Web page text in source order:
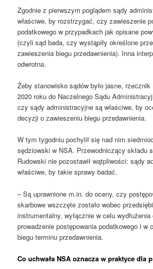
Zgodnie z pierwszym poglądem sądy
właściwe, by rozstrzygać, czy zawieszenie
podatkowego w przypadkach jak opisane
(czyli sąd bada, czy wystąpiły określone
zawieszenia biegu przedawnienia). Inna
odwrotna.
Żeby stanowisko sądów było jasne, rzecznik
2020 roku do Naczelnego Sądu
czy sądy administracyjne są właściwe, by
decyzji o zawieszeniu biegu przedawnienia.
W tym tygodniu pochylił się nad nim
sędziowski w NSA. Przewodniczący składu
Rudowski nie pozostawił wątpliwości: sądy
właściwe, by takie sprawy badać.
– Są uprawnione m.in. do oceny, czy
skarbowe wszczęte zostało wobec
instrumentalny, wyłącznie w celu
prowadzenie postępowania podatkowego i w
biegu terminu przedawnienia.
Co uchwała NSA oznacza w praktyce dla